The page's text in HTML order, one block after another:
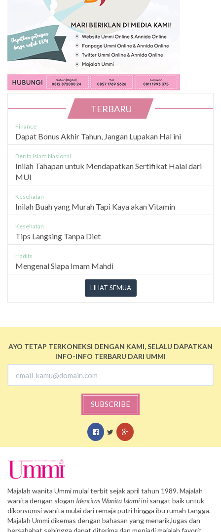
TERBARU
Finance
Dapat Bonus Akhir Tahun, Jangan Lupakan Hal ini
Berita Islam Nasional
Inilah Tahapan untuk Mendapatkan Sertifikat Halal dari
MUI
Kesehatan
Inilah Buah yang Murah Tapi Kaya akan Vitamin
Kesehatan
Tips Langsing Tanpa Diet
Hadits
Mengenal Siapa Imam Mahdi
LIHAT SEMUA
AYO TETAP TERKONEKSI DENGAN KAMI, SELALU DAPATKAN
INFO-INFO TERBARU DARI UMMI
SUBSCRIBE
Majalah wanita Ummi mulai terbit sejak april tahun 1989. Majalah
wanita dengan slogan Identitas Wanita Islamiini sangat baik untuk
dikonsumsi wanita mulai dari remaja putri hingga ibu rumah tangga.
Majalah Ummi dikemas dengan bahasan yang menarik,lugas dan
bersahabat sehingga dapat diterima dan menjadi majalah favorit